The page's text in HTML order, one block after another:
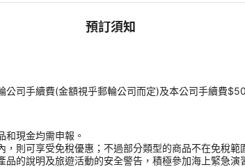
預訂須知
司手續費(金額視乎郵輪公司而定)及本公司手續費
現金均需申報。
則可享受免稅優惠；不過部分類型的商品不在免稅範
的說明及旅遊活動的安全警告，積極參加海上緊急